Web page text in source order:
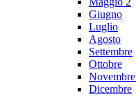
Giugno
Luglio
Agosto
Settembre
Ottobre
Novembre
Dicembre